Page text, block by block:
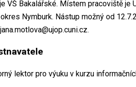
VŠ Bakalářské. Místem pracoviště je
Nymburk. Nástup možný od
lektor pro výuku v kurzu